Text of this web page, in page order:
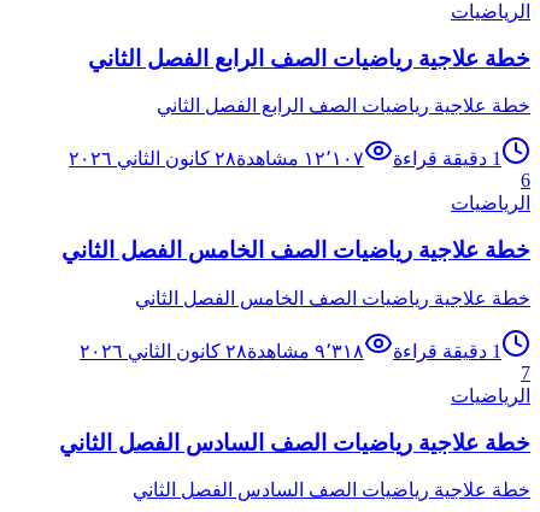
الرياضيات
خطة علاجية رياضيات الصف الرابع الفصل الثاني
خطة علاجية رياضيات الصف الرابع الفصل الثاني
1 دقيقة قراءة ١٢٬١٠٧ مشاهدة٢٨ كانون الثاني ٢٠٢٦
6
الرياضيات
خطة علاجية رياضيات الصف الخامس الفصل الثاني
خطة علاجية رياضيات الصف الخامس الفصل الثاني
1 دقيقة قراءة ٩٬٣١٨ مشاهدة٢٨ كانون الثاني ٢٠٢٦
7
الرياضيات
خطة علاجية رياضيات الصف السادس الفصل الثاني
خطة علاجية رياضيات الصف السادس الفصل الثاني